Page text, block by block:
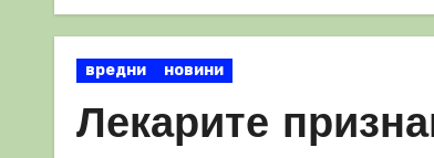
вредни новини
Лекарите